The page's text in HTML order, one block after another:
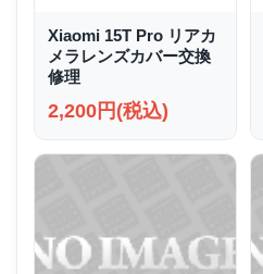
Xiaomi 15T Pro リアカ
メラレンズカバー交換
修理
2,200円(税込)